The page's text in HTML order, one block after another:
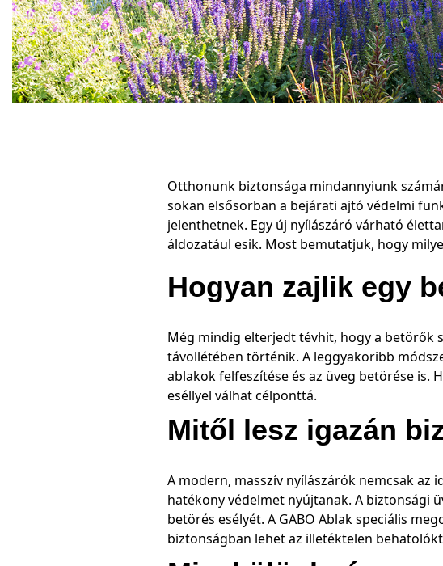
Otthonunk biztonsága mindannyiunk
sokan elsősorban a bejárati ajtó védelmi
jelenthetnek. Egy új nyílászáró várható
áldozatául esik. Most bemutatjuk, hogy
Hogyan zajlik egy
Még mindig elterjedt tévhit, hogy a betörők
távollétében történik. A leggyakoribb
ablakok felfeszítése és az üveg betörése
eséllyel válhat célponttá.
Mitől lesz igazán
A modern, masszív nyílászárók nemcsak az
hatékony védelmet nyújtanak. A biztonsági
betörés esélyét. A GABO Ablak speciális
biztonságban lehet az illetéktelen